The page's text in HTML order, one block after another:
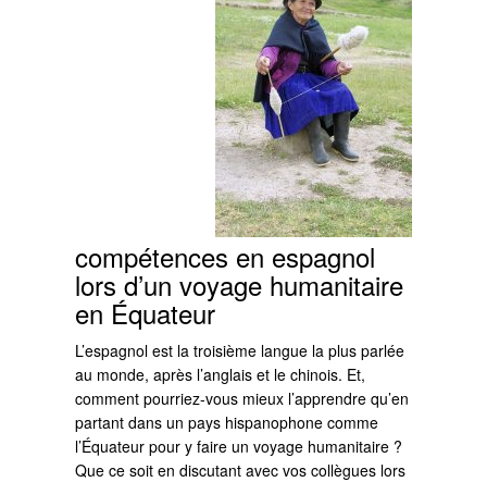
compétences en espagnol
lors d’un voyage humanitaire
en Équateur
L’espagnol est la troisième langue la plus parlée
au monde, après l’anglais et le chinois. Et,
comment pourriez-vous mieux l’apprendre qu’en
partant dans un pays hispanophone comme
l’Équateur pour y faire un voyage humanitaire ?
Que ce soit en discutant avec vos collègues lors